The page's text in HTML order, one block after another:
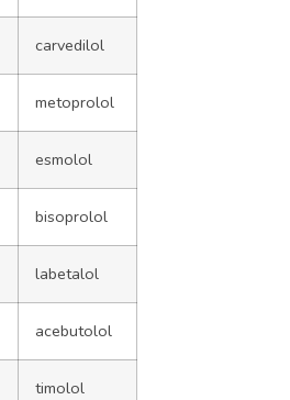
carvedilol
metoprolol
esmolol
bisoprolol
labetalol
acebutolol
timolol